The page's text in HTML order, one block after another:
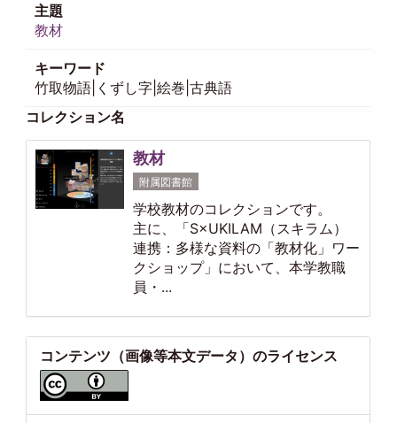
主題
教材
キーワード
竹取物語|くずし字|絵巻|古典語
コレクション名
教材
附属図書館
学校教材のコレクションです。
主に、「S×UKILAM（スキラム）
連携：多様な資料の「教材化」ワー
クショップ」において、本学教職
員・...
コンテンツ（画像等本文データ）のライセンス